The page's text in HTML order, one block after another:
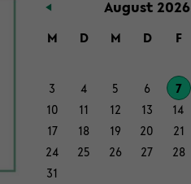
Haupt­
in­
Sek­
ti­
on
wech­
seln
Au­gust 2026
M D M D F
3
4 5 6 7
10
11 12 13 14
17
18 19 20 21
24
25 26 27 28
31